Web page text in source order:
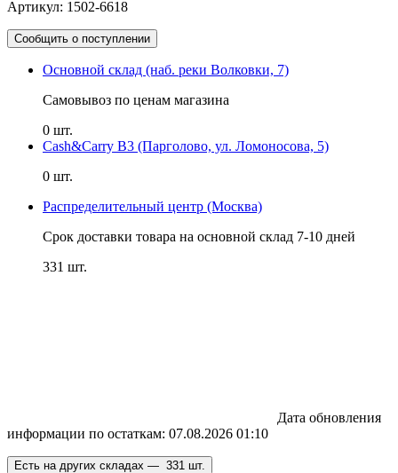
Артикул: 1502-6618
Сообщить о поступлении
Основной склад (наб. реки Волковки, 7)
Самовывоз по ценам магазина
0 шт.
Cash&Carry B3 (Парголово, ул. Ломоносова, 5)
0 шт.
Распределительный центр (Москва)
Срок доставки товара на основной склад 7-10 дней
331 шт.
Дата обновления
информации по остаткам: 07.08.2026 01:10
Есть на других складах — 331 шт.